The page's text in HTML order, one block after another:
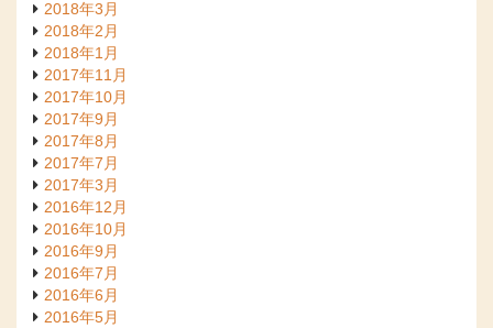
2018年3月
2018年2月
2018年1月
2017年11月
2017年10月
2017年9月
2017年8月
2017年7月
2017年3月
2016年12月
2016年10月
2016年9月
2016年7月
2016年6月
2016年5月